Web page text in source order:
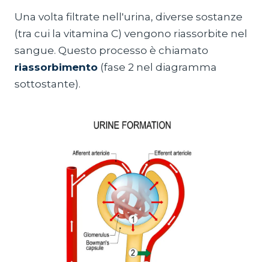
Una volta filtrate nell'urina, diverse sostanze
(tra cui la vitamina C) vengono riassorbite nel
sangue. Questo processo è chiamato
riassorbimento (fase 2 nel diagramma
sottostante).